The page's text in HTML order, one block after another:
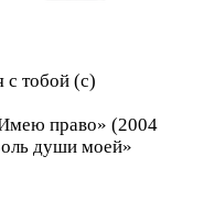
с тобой (с)
право» (2004
души моей»